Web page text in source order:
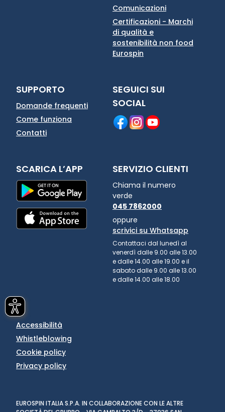
Comunicazioni
Certificazioni - Marchi
di qualità e
sostenibilità non food
Eurospin
SUPPORTO
Domande frequenti
Come funziona
Contatti
SEGUICI SUI
SOCIAL
SCARICA L’APP SERVIZIO CLIENTI
Chiama il numero
verde
045 7862000
oppure
scrivici su Whatsapp
Contattaci dal lunedì al
venerdì dalle 9.00 alle 13.00
e dalle 14.00 alle 19.00 e il
sabato dalle 9.00 alle 13.00
e dalle 14.00 alle 18.00
Accessibilità
Whistleblowing
Cookie policy
Privacy policy
EUROSPIN ITALIA S.P.A. IN COLLABORAZIONE CON LE ALTRE